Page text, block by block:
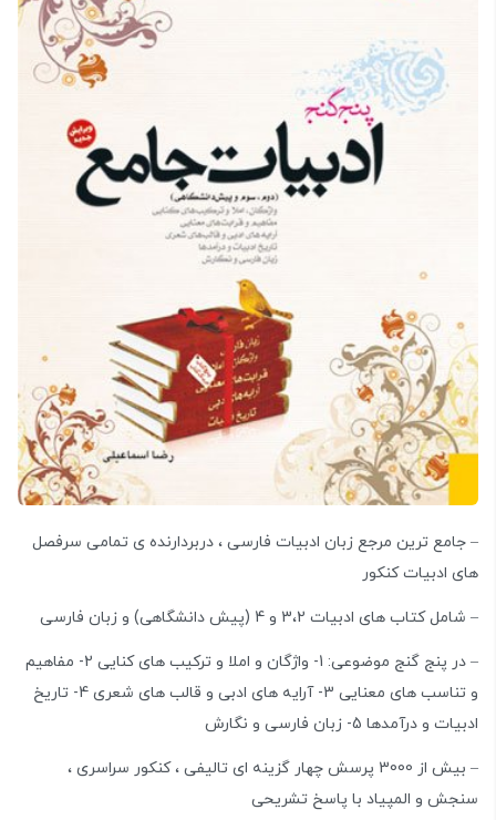
– جامع ترین مرجع زبان ادبیات فارسی ، دربردارنده ی تمامی سرفصل
های ادبیات کنکور
– شامل کتاب های ادبیات 3،2 و 4 (پیش دانشگاهی) و زبان فارسی
– در پنج گنج موضوعی: 1- واژگان و املا و ترکیب های کنایی 2- مفاهیم
و تناسب های معنایی 3- آرایه های ادبی و قالب های شعری 4- تاریخ
ادبیات و درآمدها 5- زبان فارسی و نگارش
– بیش از 3000 پرسش چهار گزینه ای تالیفی ، کنکور سراسری ،
سنجش و المپیاد با پاسخ تشریحی